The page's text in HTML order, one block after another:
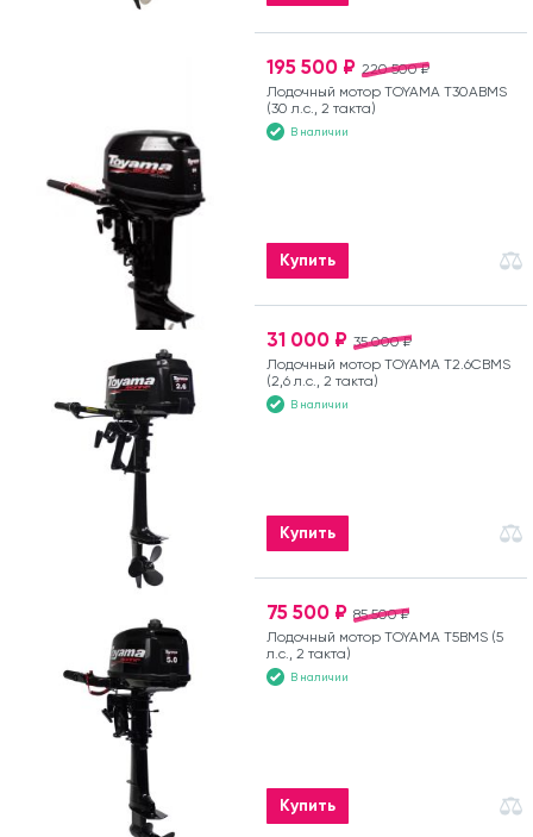
220 500 ₽
195 500 ₽
Лодочный мотор TOYAMA T30ABMS
(30 л.с., 2 такта)
В наличии
Купить
35 000 ₽
31 000 ₽
Лодочный мотор TOYAMA T2.6CBMS
(2,6 л.с., 2 такта)
В наличии
Купить
85 500 ₽
75 500 ₽
Лодочный мотор TOYAMA T5BMS (5
л.с., 2 такта)
В наличии
Купить